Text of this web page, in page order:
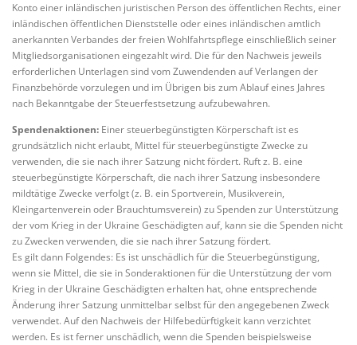
Konto einer inländischen juristischen Person des öffentlichen Rechts, einer
inländischen öffentlichen Dienststelle oder eines inländischen amtlich
anerkannten Verbandes der freien Wohlfahrtspflege einschließlich seiner
Mitgliedsorganisationen eingezahlt wird. Die für den Nachweis jeweils
erforderlichen Unterlagen sind vom Zuwendenden auf Verlangen der
Finanzbehörde vorzulegen und im Übrigen bis zum Ablauf eines Jahres
nach Bekanntgabe der Steuerfestsetzung aufzubewahren.
Spendenaktionen: Einer steuerbegünstigten Körperschaft ist es
grundsätzlich nicht erlaubt, Mittel für steuerbegünstigte Zwecke zu
verwenden, die sie nach ihrer Satzung nicht fördert. Ruft z. B. eine
steuerbegünstigte Körperschaft, die nach ihrer Satzung insbesondere
mildtätige Zwecke verfolgt (z. B. ein Sportverein, Musikverein,
Kleingartenverein oder Brauchtumsverein) zu Spenden zur Unterstützung
der vom Krieg in der Ukraine Geschädigten auf, kann sie die Spenden nicht
zu Zwecken verwenden, die sie nach ihrer Satzung fördert.
Es gilt dann Folgendes: Es ist unschädlich für die Steuerbegünstigung,
wenn sie Mittel, die sie in Sonderaktionen für die Unterstützung der vom
Krieg in der Ukraine Geschädigten erhalten hat, ohne entsprechende
Änderung ihrer Satzung unmittelbar selbst für den angegebenen Zweck
verwendet. Auf den Nachweis der Hilfebedürftigkeit kann verzichtet
werden. Es ist ferner unschädlich, wenn die Spenden beispielsweise